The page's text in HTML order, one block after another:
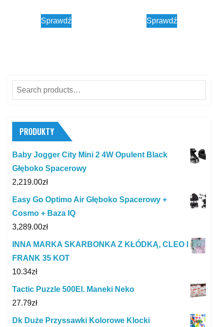
Sprawdź Sprawdź
Search
for:
PRODUKTY
Baby Jogger City Mini 2 4W Opulent Black
Głęboko Spacerowy
2,219.00zł
Easy Go Optimo Air Głęboko Spacerowy +
Cosmo + Baza IQ
3,289.00zł
INNA MARKA SKARBONKA Z KŁÓDKĄ, CLEO I
FRANK 35 KOT
10.34zł
Tactic Puzzle 500El. Maneki Neko
27.79zł
Dk Duże Przyssawki Kolorowe Klocki